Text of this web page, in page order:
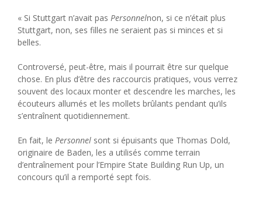
« Si Stuttgart n’avait pas Personnelnon, si ce n’était plus
Stuttgart, non, ses filles ne seraient pas si minces et si
belles.
Controversé, peut-être, mais il pourrait être sur quelque
chose. En plus d’être des raccourcis pratiques, vous verrez
souvent des locaux monter et descendre les marches, les
écouteurs allumés et les mollets brûlants pendant qu’ils
s’entraînent quotidiennement.
En fait, le Personnel sont si épuisants que Thomas Dold,
originaire de Baden, les a utilisés comme terrain
d’entraînement pour l’Empire State Building Run Up, un
concours qu’il a remporté sept fois.